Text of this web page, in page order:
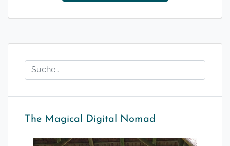
The Magical Digital Nomad